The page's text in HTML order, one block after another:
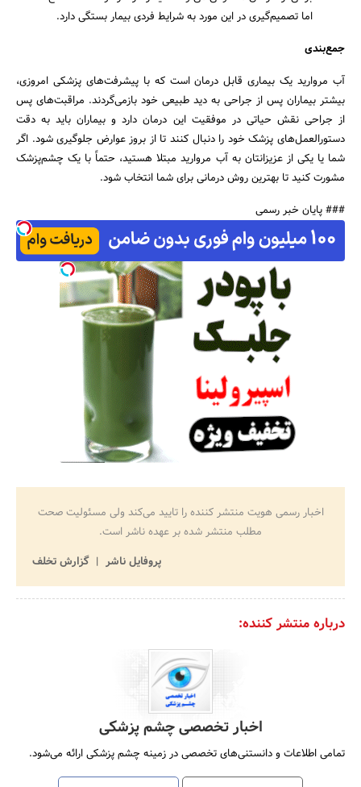
اما تصمیم‌گیری در این مورد به شرایط فردی بیمار بستگی دارد.
جمع‌بندی
آب مروارید یک بیماری قابل درمان است که با پیشرفت‌های پزشکی امروزی،
بیشتر بیماران پس از جراحی به دید طبیعی خود بازمی‌گردند. مراقبت‌های پس
از جراحی نقش حیاتی در موفقیت این درمان دارد و بیماران باید به دقت
دستورالعمل‌های پزشک خود را دنبال کنند تا از بروز عوارض جلوگیری شود. اگر
شما یا یکی از عزیزانتان به آب مروارید مبتلا هستید، حتماً با یک چشم‌پزشک
مشورت کنید تا بهترین روش درمانی برای شما انتخاب شود.
### پایان خبر رسمی
اخبار رسمی هویت منتشر کننده را تایید می‌کند ولی مسئولیت صحت
مطلب منتشر شده بر عهده ناشر است.
پروفایل ناشر
گزارش تخلف
درباره منتشر کننده:
اخبار تخصصی چشم پزشکی
تمامی اطلاعات و دانستنی‌های تخصصی در زمینه چشم پزشکی ارائه می‌شود.